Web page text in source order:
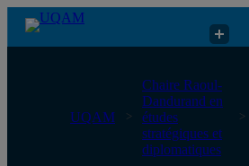
Chaire Raoul-Dandurand en études
UQAM
Chaire Raoul-
Dandurand en
études
stratégiques et
diplomatiques